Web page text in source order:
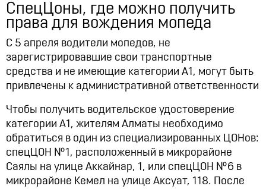
СпецЦоны, где можно получить
права для вождения мопеда
С 5 апреля водители мопедов, не
зарегистрировавшие свои транспортные
средства и не имеющие категории А1, могут быть
привлечены к административной ответственности
Чтобы получить водительское удостоверение
категории А1, жителям Алматы необходимо
обратиться в один из специализированных ЦОНов:
спецЦОН №1, расположенный в микрорайоне
Саялы на улице Аккайнар, 1, или спецЦОН №6 в
микрорайоне Кемел на улице Аксуат, 118. После
12:21, 14.07.2026 10322